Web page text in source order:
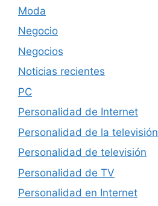
Moda
Negocio
Negocios
Noticias recientes
PC
Personalidad de Internet
Personalidad de la televisión
Personalidad de televisión
Personalidad de TV
Personalidad en Internet